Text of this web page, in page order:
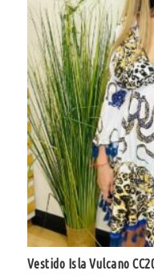
Blusa Melilli 100%